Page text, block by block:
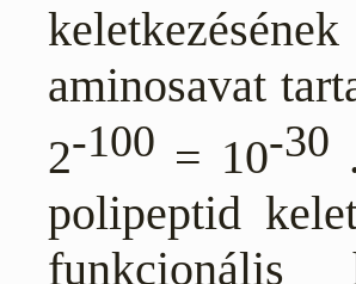
aminosavat
2-100 = 10-30
polipeptid
funkcionális